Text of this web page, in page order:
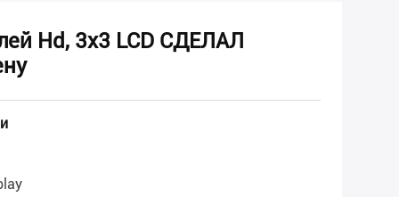
Hd, 3x3 LCD СДЕЛАЛ